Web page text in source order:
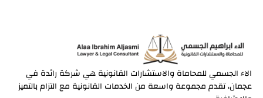
الاء الجسمي للمحاماة والاستشارات القانونية هي شركة رائدة في
عجمان، تقدم مجموعة واسعة من الخدمات القانونية مع التزام بالتميز